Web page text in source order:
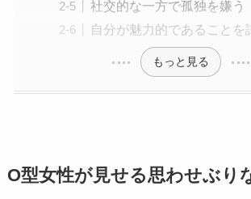
社交的な一方で孤独を嫌う
自分が魅力的であることを
もっと見る
O型女性が見せる思わせぶり